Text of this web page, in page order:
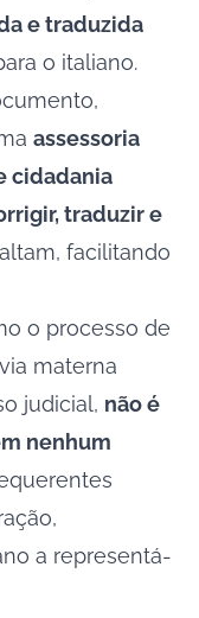
e traduzida
o italiano.
assessoria
cidadania
traduzir e
facilitando
o processo de
materna
judicial, não é
nenhum
a representá-